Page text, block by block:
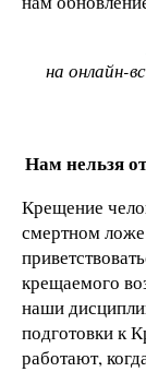
на онлайн-
Нам нельзя
Крещение
смертном
крещаемого
наши
подготовки к
работают,